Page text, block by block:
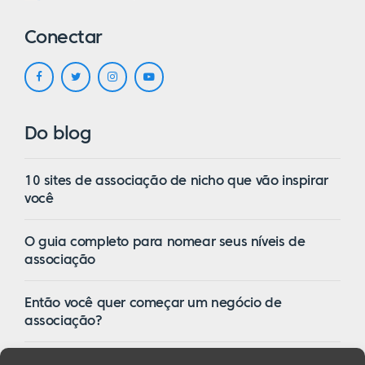
dinheiro. São técnicas diferentes para
pessoas diferentes, mas tudo isso está sob
de resposta direta.
você estava falando em termos de sua
mantém contato constante com os mestres?
Isso me fez pensar em George Lucas e em
cinematográfica e também tem sido
inovador, e muito do que ele faz em termos
de escrita, ele se vincula a essas verdades
universais fundamentais que ele obtém do
Conectar
Do blog
10 sites de associação de nicho que vão inspirar
você
O guia completo para nomear seus níveis de
associação
Então você quer começar um negócio de
associação?